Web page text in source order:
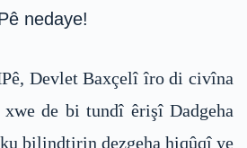
nedaye!
Devlet Baxçelî îro di civîna
de bi tundî êrişî Dadgeha
bilindtirin dezgeha hiqûqî ye